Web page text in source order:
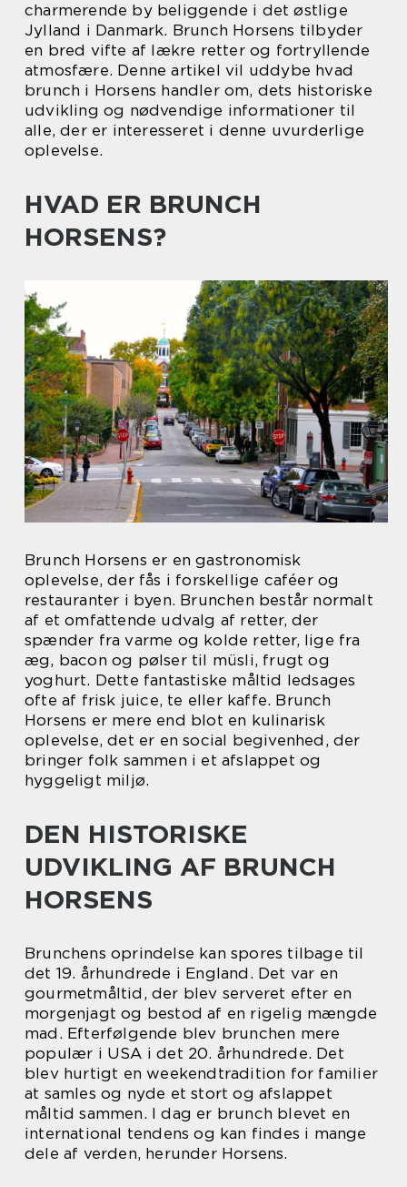
charmerende by beliggende i det østlige
Jylland i Danmark. Brunch Horsens tilbyder
en bred vifte af lækre retter og fortryllende
atmosfære. Denne artikel vil uddybe hvad
brunch i Horsens handler om, dets historiske
udvikling og nødvendige informationer til
alle, der er interesseret i denne uvurderlige
oplevelse.
HVAD ER BRUNCH
HORSENS?
Brunch Horsens er en gastronomisk
oplevelse, der fås i forskellige caféer og
restauranter i byen. Brunchen består normalt
af et omfattende udvalg af retter, der
spænder fra varme og kolde retter, lige fra
æg, bacon og pølser til müsli, frugt og
yoghurt. Dette fantastiske måltid ledsages
ofte af frisk juice, te eller kaffe. Brunch
Horsens er mere end blot en kulinarisk
oplevelse, det er en social begivenhed, der
bringer folk sammen i et afslappet og
hyggeligt miljø.
DEN HISTORISKE
UDVIKLING AF BRUNCH
HORSENS
Brunchens oprindelse kan spores tilbage til
det 19. århundrede i England. Det var en
gourmetmåltid, der blev serveret efter en
morgenjagt og bestod af en rigelig mængde
mad. Efterfølgende blev brunchen mere
populær i USA i det 20. århundrede. Det
blev hurtigt en weekendtradition for familier
at samles og nyde et stort og afslappet
måltid sammen. I dag er brunch blevet en
international tendens og kan findes i mange
dele af verden, herunder Horsens.